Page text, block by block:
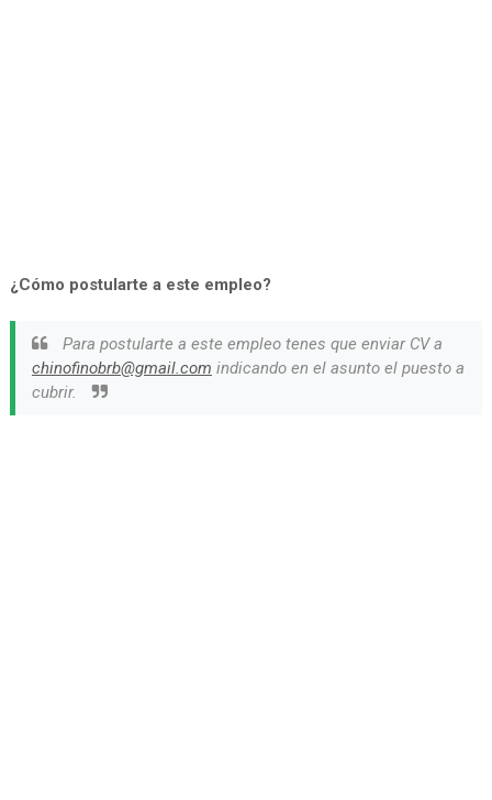
¿Cómo postularte a este empleo?
Para postularte a este empleo tenes que enviar CV a
chinofinobrb@gmail.com indicando en el asunto el puesto a
cubrir.